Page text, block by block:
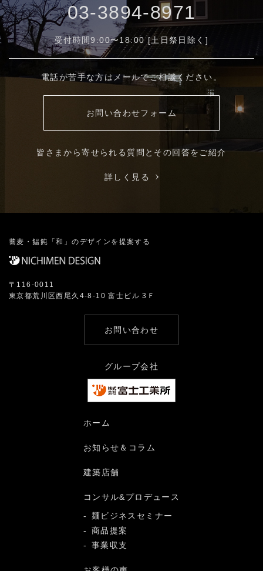
03-3894-8971
受付時間9:00〜18:00 [土日祭日除く]
電話が苦手な方はメールでご相談ください。
お問い合わせフォーム
皆さまから寄せられる質問とその回答をご紹介
詳しく見る
蕎麦・饂飩「和」のデザインを提案する
〒116-0011
東京都荒川区西尾久4-8-10 富士ビル 3Ｆ
お問い合わせ
グループ会社
ホーム
お知らせ＆コラム
建築店舗
コンサル&プロデュース
麺ビジネスセミナー
商品提案
事業収支